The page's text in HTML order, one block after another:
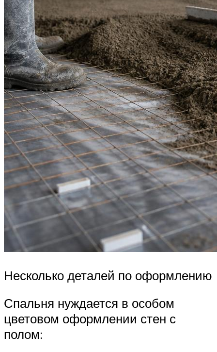
Несколько деталей по оформлению
Спальня нуждается в особом
цветовом оформлении стен с
полом: